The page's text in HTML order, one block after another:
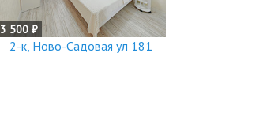
3 500 ₽
2-к, Ново-Садовая ул 181